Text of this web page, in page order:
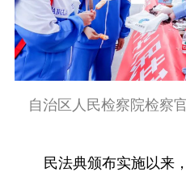
自治区人民检察院检察
民法典颁布实施以来，